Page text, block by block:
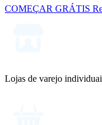
COMEÇAR GRÁTIS
Lojas de varejo